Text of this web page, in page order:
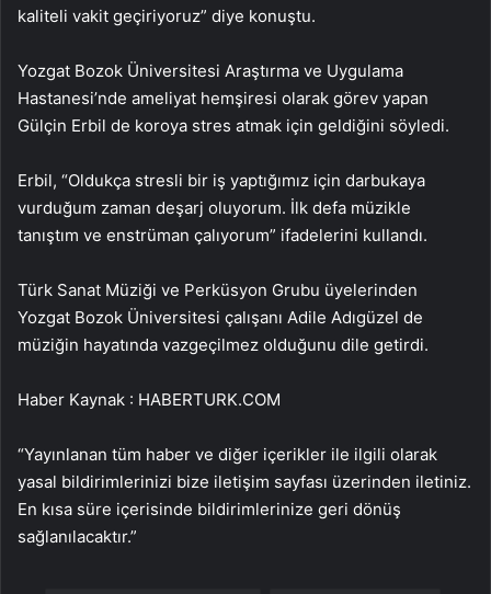
kaliteli vakit geçiriyoruz” diye konuştu.
Yozgat Bozok Üniversitesi Araştırma ve Uygulama
Hastanesi’nde ameliyat hemşiresi olarak görev yapan
Gülçin Erbil de koroya stres atmak için geldiğini söyledi.
Erbil, “Oldukça stresli bir iş yaptığımız için darbukaya
vurduğum zaman deşarj oluyorum. İlk defa müzikle
tanıştım ve enstrüman çalıyorum” ifadelerini kullandı.
Türk Sanat Müziği ve Perküsyon Grubu üyelerinden
Yozgat Bozok Üniversitesi çalışanı Adile Adıgüzel de
müziğin hayatında vazgeçilmez olduğunu dile getirdi.
Haber Kaynak : HABERTURK.COM
“Yayınlanan tüm haber ve diğer içerikler ile ilgili olarak
yasal bildirimlerinizi bize iletişim sayfası üzerinden iletiniz.
En kısa süre içerisinde bildirimlerinize geri dönüş
sağlanılacaktır.”